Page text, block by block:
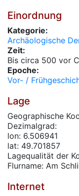
Einordnung
Kategorie:
Archäologische
Zeit:
Bis circa 500 vor
Epoche:
Vor- /
Lage
Geographische
Dezimalgrad:
lon: 6.506941
lat: 49.701857
Lagequalität der
Flurname: Am
Internet